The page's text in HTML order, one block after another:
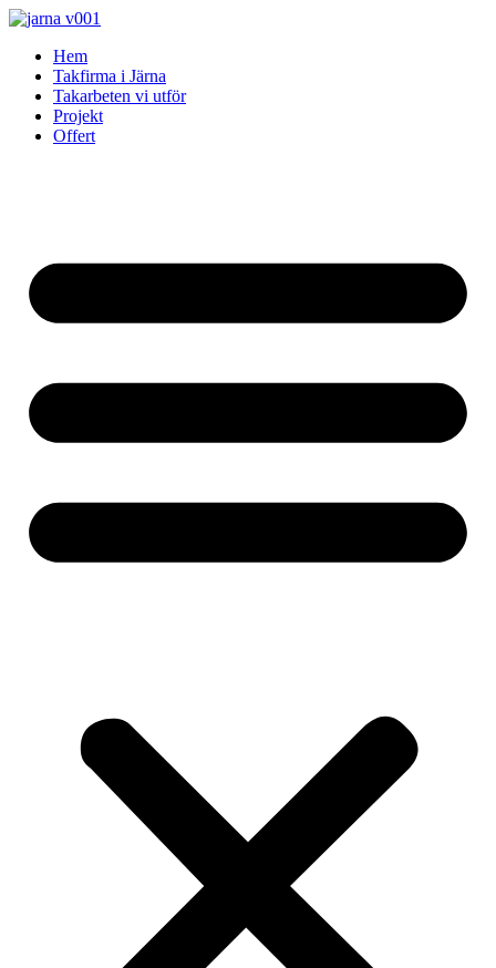
Skip
contentHem
Takfirma i Järna
Takarbeten vi utför
Projekt
Offert